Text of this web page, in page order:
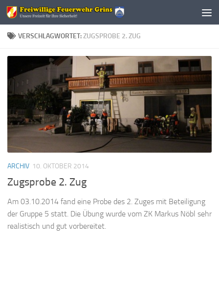
Zum Inhalt springen
VERSCHLAGWORTET:ZUGSPROBE 2. ZUG
ARCHIV 10. OKTOBER 2014
Zugsprobe 2. Zug
Am 03.10.2014 fand eine Probe des 2. Zuges mit Beteiligung
der Gruppe 5 statt. Die Übung wurde vom ZK Markus Nöbl sehr
realistisch und gut vorbereitet.